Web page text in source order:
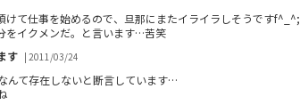
けて仕事を始めるので、旦那にまたイライラしそうですf^_^;
をイクメンだ。と言います…苦笑
す | 2011/03/24
んて存在しないと断言しています…